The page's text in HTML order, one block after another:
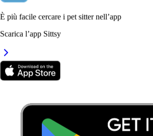
7. María Mesias
Padova, 35135
a 1,5 km di distanza
È più facile cercare i pet sitter nell’app
Scarica l’app Sittsy